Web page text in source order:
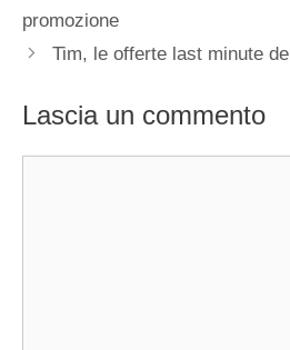
promozione
Tim, le offerte last minute
Lascia un commento